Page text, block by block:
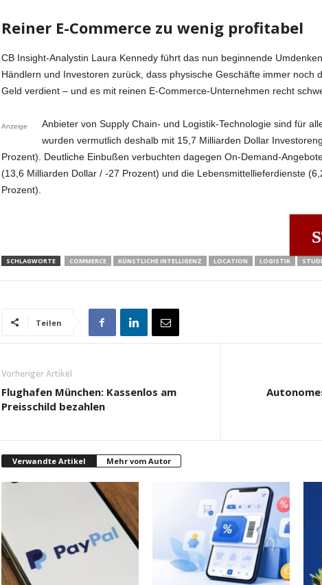
Reiner E-Commerce zu wenig profitabel
CB Insight-Analystin Laura Kennedy führt das nun beginnende
Händlern und Investoren zurück, dass physische Geschäfte immer noch
Geld verdient – und es mit reinen E-Commerce-Unternehmen recht
Anzeige
Anbieter von Supply Chain- und Logistik-Technologie sind für
wurden vermutlich deshalb mit 15,7 Milliarden Dollar
Prozent). Deutliche Einbußen verbuchten dagegen On-Demand-
(13,6 Milliarden Dollar / -27 Prozent) und die Lebensmittellieferdienste
Prozent).
SCHLAGWORTE COMMERCE KÜNSTLICHE INTELLIGENZ LOCATION LOGISTIK
Teilen
Vorheriger Artikel
Flughafen München: Kassenlos am
Preisschild bezahlen
Verwandte Artikel Mehr vom Autor